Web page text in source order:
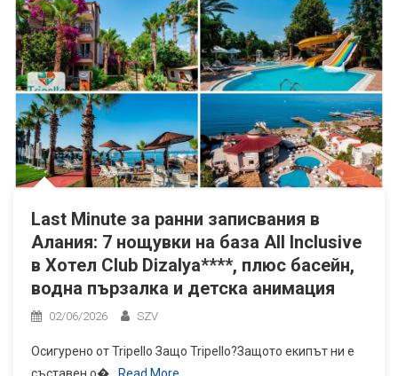
Last Minute за ранни записвания в
Алания: 7 нощувки на база All Inclusive
в Хотел Club Dizalya****, плюс басейн,
водна пързалка и детска анимация
02/06/2026 SZV
Осигурено от Tripello Защо Tripello?Защото екипът ни е
съставен о�
Read More…